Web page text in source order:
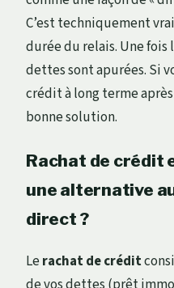
C’est techniquement
durée du relais. Une
dettes sont apurées. Si
crédit à long terme
bonne solution.
Rachat de
une alternative
direct ?
Lerachat de crédit